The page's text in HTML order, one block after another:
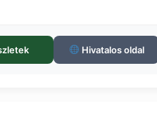
Hivatalos oldal